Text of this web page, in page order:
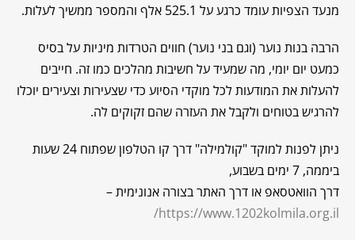
מנעד הצפיות עומד כרגע על 525.1 אלף והמספר ממשיך לעלות.
הרבה בנות נוער (וגם בני נוער) חווים הטרדות מיניות על בסיס
כמעט יום יומי, מה שמעיד על חשיבות מהלכים כמו זה. חייבים
להעלות את המודעות לכל מוקדי הסיוע כדי שצעירות וצעירים יוכלו
להרגיש בטוחים ולקבל את העזרה שהם זקוקים לה.
ניתן לפנות למוקד "קולמילה" דרך קו הטלפון שפתוח 24 שעות
ביממה, 7 ימים בשבוע,
דרך הוואטסאפ או דרך האתר בצורה אנונימית –
https://www.1202kolmila.org.il/